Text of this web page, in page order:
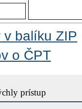
v balíku ZIP
o ČPT
prístup